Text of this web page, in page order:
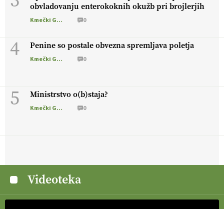
obvladovanju enterokoknih okužb pri brojlerjih
Kmečki Glas 0
4 Penine so postale obvezna spremljava poletja
Kmečki Glas 0
5 Ministrstvo o(b)staja?
Kmečki Glas 0
Videoteka